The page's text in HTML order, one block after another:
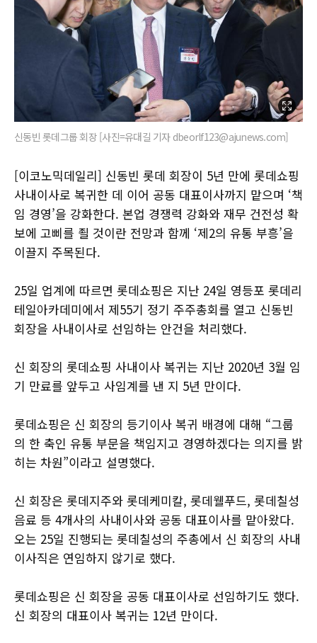
신동빈 롯데그룹 회장 [사진=유대길 기자 dbeorlf123@ajunews.com]
[이코노믹데일리] 신동빈 롯데 회장이 5년 만에 롯데쇼핑
사내이사로 복귀한 데 이어 공동 대표이사까지 맡으며 ‘책
임 경영’을 강화한다. 본업 경쟁력 강화와 재무 건전성 확
보에 고삐를 죌 것이란 전망과 함께 ‘제2의 유통 부흥’을
이끌지 주목된다.
25일 업계에 따르면 롯데쇼핑은 지난 24일 영등포 롯데리
테일아카데미에서 제55기 정기 주주총회를 열고 신동빈
회장을 사내이사로 선임하는 안건을 처리했다.
신 회장의 롯데쇼핑 사내이사 복귀는 지난 2020년 3월 임
기 만료를 앞두고 사임계를 낸 지 5년 만이다.
롯데쇼핑은 신 회장의 등기이사 복귀 배경에 대해 “그룹
의 한 축인 유통 부문을 책임지고 경영하겠다는 의지를 밝
히는 차원”이라고 설명했다.
신 회장은 롯데지주와 롯데케미칼, 롯데웰푸드, 롯데칠성
음료 등 4개사의 사내이사와 공동 대표이사를 맡아왔다.
오는 25일 진행되는 롯데칠성의 주총에서 신 회장의 사내
이사직은 연임하지 않기로 했다.
롯데쇼핑은 신 회장을 공동 대표이사로 선임하기도 했다.
신 회장의 대표이사 복귀는 12년 만이다.